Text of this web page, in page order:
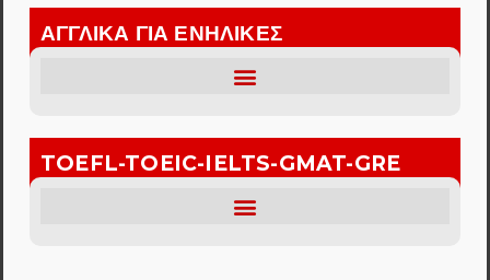
ΑΓΓΛΙΚΑ ΓΙΑ ΕΝΗΛΙΚΕΣ
TOEFL-TOEIC-IELTS-GMAT-GRE